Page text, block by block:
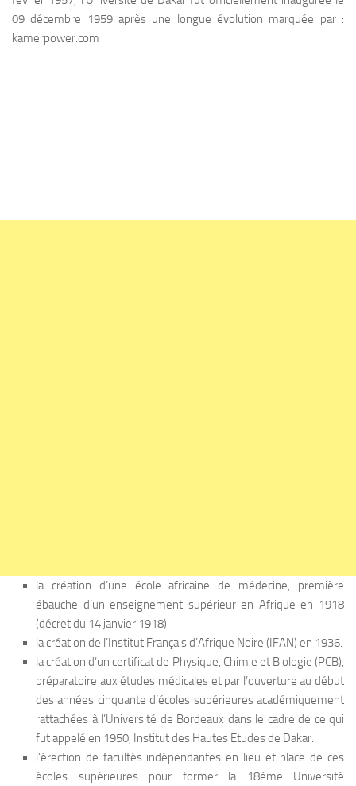
09 décembre 1959 après une longue évolution marquée par :
kamerpower.com
la création d’une école africaine de médecine, première
ébauche d’un enseignement supérieur en Afrique en 1918
(décret du 14 janvier 1918).
la création de l’Institut Français d’Afrique Noire (IFAN) en 1936.
la création d’un certificat de Physique, Chimie et Biologie (PCB),
préparatoire aux études médicales et par l’ouverture au début
des années cinquante d’écoles supérieures académiquement
rattachées à l’Université de Bordeaux dans le cadre de ce qui
fut appelé en 1950, Institut des Hautes Etudes de Dakar.
l’érection de facultés indépendantes en lieu et place de ces
écoles supérieures pour former la 18ème Université